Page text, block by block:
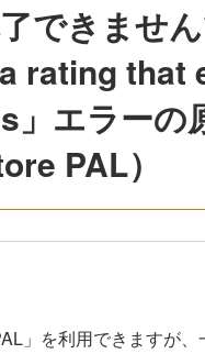
できませ
rating that
エラーの
PAL）
」を利用できますが